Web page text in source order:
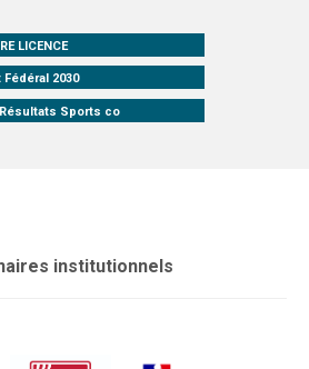
LICENCE
Fédéral 2030
Sports co
institutionnels